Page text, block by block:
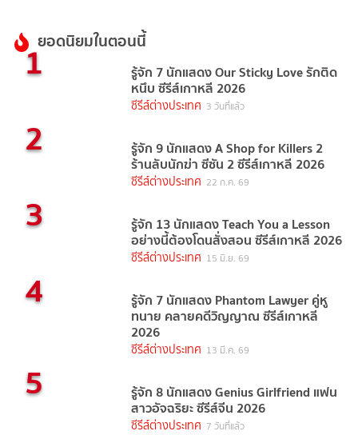
ยอดนิยมในตอนนี้
1 รู้จัก 7 นักแสดง Our Sticky Love รักติด
หนึบ ซีรีส์เกาหลี 2026
ซีรีส์ต่างประเทศ 3 วันที่แล้ว
2 รู้จัก 9 นักแสดง A Shop for Killers 2
ร้านลับนักฆ่า ซีซัน 2 ซีรีส์เกาหลี 2026
ซีรีส์ต่างประเทศ 22 ก.ค. 69
3 รู้จัก 13 นักแสดง Teach You a Lesson
อย่างนี้ต้องโดนสั่งสอน ซีรีส์เกาหลี 2026
ซีรีส์ต่างประเทศ 15 มิ.ย. 69
4 รู้จัก 7 นักแสดง Phantom Lawyer คู่หู
ทนาย คลายคดีวิญญาณ ซีรีส์เกาหลี
2026
ซีรีส์ต่างประเทศ 13 มี.ค. 69
5 รู้จัก 8 นักแสดง Genius Girlfriend แฟน
สาวอัจฉริยะ ซีรีส์จีน 2026
ซีรีส์ต่างประเทศ 7 วันที่แล้ว